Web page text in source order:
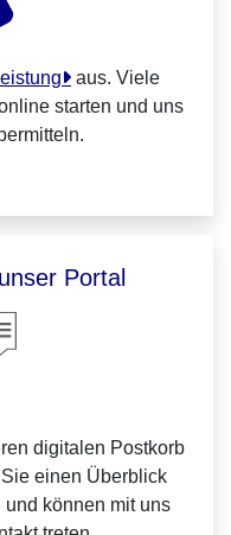
aus. Viele
starten und uns
Portal
digitalen Postkorb
einen Überblick
können mit uns